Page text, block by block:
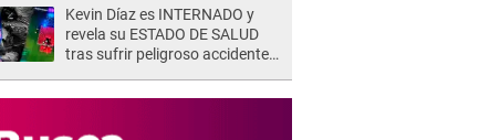
Kevin Díaz es INTERNADO y
revela su ESTADO DE SALUD
tras sufrir peligroso accidente